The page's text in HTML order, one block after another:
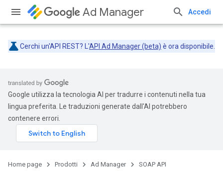
Ad Manager Accedi
Cerchi un'API REST? L'API Ad Manager (beta) è ora disponibile.
Google utilizza la tecnologia AI per tradurre i contenuti nella tua
lingua preferita. Le traduzioni generate dall'AI potrebbero
contenere errori.
Home page Prodotti Ad Manager SOAP API